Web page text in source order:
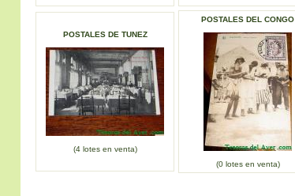
POSTALES DE TUNEZ
(4 lotes en venta)
POSTALES DEL CONGO
(0 lotes en venta)